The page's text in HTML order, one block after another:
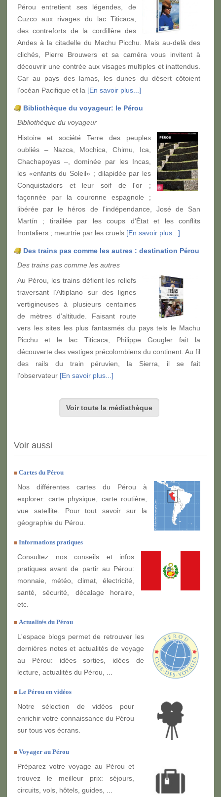
Pérou entretient ses légendes, de
Cuzco aux rivages du lac Titicaca,
des contreforts de la cordillère des
Andes à la citadelle du Machu Picchu. Mais au-delà des
clichés, Pierre Brouwers et sa caméra vous invitent à
découvrir une contrée aux visages multiples et inattendus.
Car au pays des lamas, les dunes du désert côtoient
l’océan Pacifique et la [En savoir plus...]
Bibliothèque du voyageur: le Pérou
Bibliothèque du voyageur
Histoire et société Terre des peuples
oubliés – Nazca, Mochica, Chimu, Ica,
Chachapoyas –, dominée par les Incas,
les «enfants du Soleil» ; dilapidée par les
Conquistadors et leur soif de l'or ;
façonnée par la couronne espagnole ;
libérée par le héros de l'indépendance, José de San
Martín ; tiraillée par les coups d'État et les conflits
frontaliers ; meurtrie par les cruels [En savoir plus...]
Des trains pas comme les autres : destination Pérou
Des trains pas comme les autres
Au Pérou, les trains défient les reliefs
traversant l’Altiplano sur des lignes
vertigineuses à plusieurs centaines
de mètres d’altitude. Faisant route
vers les sites les plus fantasmés du pays tels le Machu
Picchu et le lac Titicaca, Philippe Gougler fait la
découverte des vestiges précolombiens du continent. Au fil
des rails du train péruvien, la Sierra, il se fait
l’observateur [En savoir plus...]
Voir toute la médiathèque
Voir aussi
Cartes du Pérou
Nos différentes cartes du Pérou à
explorer: carte physique, carte routière,
vue satellite. Pour tout savoir sur la
géographie du Pérou.
Informations pratiques
Consultez nos conseils et infos
pratiques avant de partir au Pérou:
monnaie, météo, climat, électricité,
santé, sécurité, décalage horaire,
etc.
Actualités du Pérou
L'espace blogs permet de retrouver les
dernières notes et actualités de voyage
au Pérou: idées sorties, idées de
lecture, actualités du Pérou, ...
Le Pérou en vidéos
Notre sélection de vidéos pour
enrichir votre connaissance du Pérou
sur tous vos écrans.
Voyager au Pérou
Préparez votre voyage au Pérou et
trouvez le meilleur prix: séjours,
circuits, vols, hôtels, guides, ...